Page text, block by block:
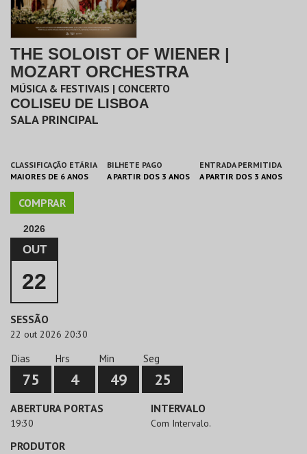
THE SOLOIST OF WIENER |
MOZART ORCHESTRA
MÚSICA & FESTIVAIS | CONCERTO
COLISEU DE LISBOA
SALA PRINCIPAL
CLASSIFICAÇÃO ETÁRIA
MAIORES DE 6 ANOS
BILHETE PAGO
A PARTIR DOS 3 ANOS
ENTRADA PERMITIDA
A PARTIR DOS 3 ANOS
COMPRAR
2026
OUT
22
SESSÃO
22 out 2026 20:30
Dias
75
Hrs
4
Min
49
Seg
25
ABERTURA PORTAS
19:30
INTERVALO
Com Intervalo.
PRODUTOR